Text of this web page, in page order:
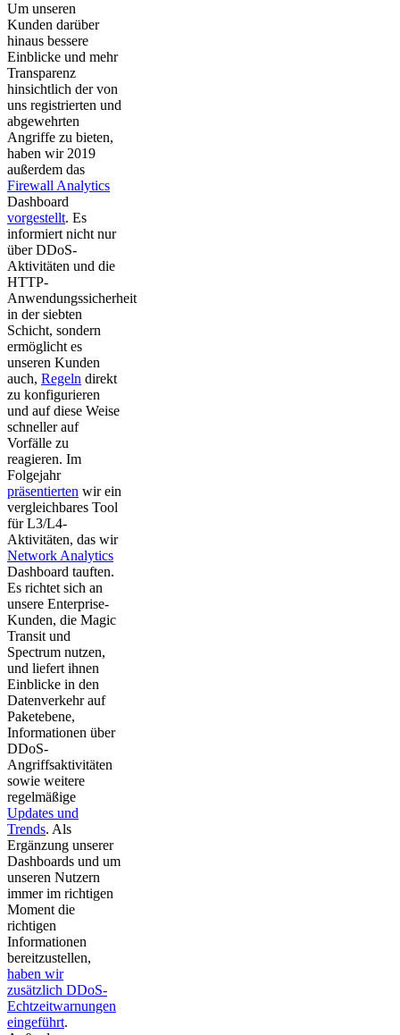
Um unseren
Kunden darüber
hinaus bessere
Einblicke und mehr
Transparenz
hinsichtlich der von
uns registrierten und
abgewehrten
Angriffe zu bieten,
haben wir 2019
außerdem das
Firewall Analytics
Dashboard
vorgestellt. Es
informiert nicht nur
über DDoS-
Aktivitäten und die
HTTP-
Anwendungssicherheit
in der siebten
Schicht, sondern
ermöglicht es
unseren Kunden
auch, Regeln direkt
zu konfigurieren
und auf diese Weise
schneller auf
Vorfälle zu
reagieren. Im
Folgejahr
präsentierten wir ein
vergleichbares Tool
für L3/L4-
Aktivitäten, das wir
Network Analytics
Dashboard tauften.
Es richtet sich an
unsere Enterprise-
Kunden, die Magic
Transit und
Spectrum nutzen,
und liefert ihnen
Einblicke in den
Datenverkehr auf
Paketebene,
Informationen über
DDoS-
Angriffsaktivitäten
sowie weitere
regelmäßige
Updates und
Trends. Als
Ergänzung unserer
Dashboards und um
unseren Nutzern
immer im richtigen
Moment die
richtigen
Informationen
bereitzustellen,
haben wir
zusätzlich DDoS-
Echtzeitwarnungen
eingeführt.